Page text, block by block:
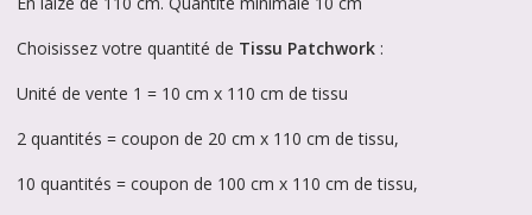
Choisissez votre quantité de Tissu Patchwork:
Unité de vente 1 = 10 cm x 110 cm de tissu
2 quantités = coupon de 20 cm x 110 cm de tissu,
10 quantités = coupon de 100 cm x 110 cm de tissu,